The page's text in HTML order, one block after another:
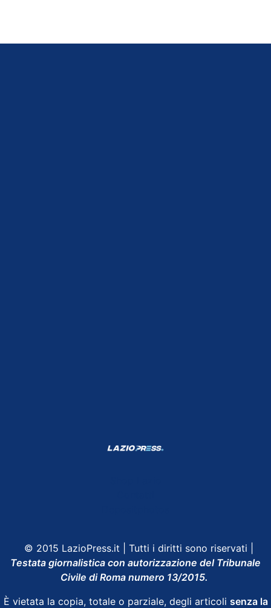
© 2015 LazioPress.it | Tutti i diritti sono riservati |
Testata giornalistica con autorizzazione del Tribunale
Civile di Roma numero 13/2015.
È vietata la copia, totale o parziale, degli articoli senza la